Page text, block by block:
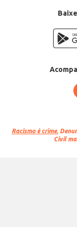
Racismo é crime.
Civil